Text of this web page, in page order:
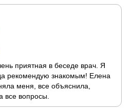
приятная в беседе врач. Я
рекомендую знакомым! Елена
меня, все объяснила,
все вопросы.